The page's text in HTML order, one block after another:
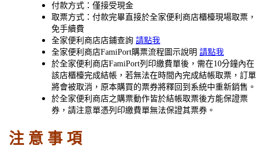
付款方式：僅接受現金
取票方式：付款完畢直接於全家便利商店櫃檯現場取票，
免手續費
全家便利商店店鋪查詢 請點我
全家便利商店FamiPort購票流程圖示說明 請點我
於全家便利商店FamiPort列印繳費單後，需在10分鐘內在
該店櫃檯完成結帳，若無法在時間內完成結帳取票，訂單
將會被取消，原本購買的票券將釋回到系統中重新銷售。
於全家便利商店之購票動作皆於結帳取票後方能保證票
券，請注意單憑列印繳費單無法保證其票券。
注 意 事 項